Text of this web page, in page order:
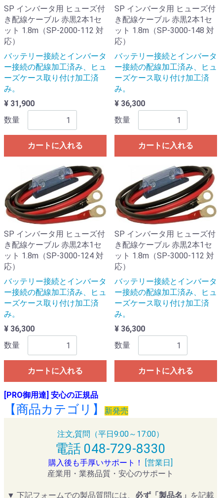
SP インバータ用 ヒューズ付
き配線ケーブル 赤黒2本1セ
ット 1.8m（SP-2000-112 対
応）
バッテリー接続とインバータ
ー接続の配線加工済み、ヒュ
ーズケース取り付け加工済
み。
¥ 31,900
数量
カートに入れる
SP インバータ用 ヒューズ付
き配線ケーブル 赤黒2本1セ
ット 1.8m（SP-3000-148 対
応）
バッテリー接続とインバータ
ー接続の配線加工済み、ヒュ
ーズケース取り付け加工済
み。
¥ 36,300
数量
カートに入れる
SP インバータ用 ヒューズ付
き配線ケーブル 赤黒2本1セ
ット 1.8m（SP-3000-124 対
応）
バッテリー接続とインバータ
ー接続の配線加工済み、ヒュ
ーズケース取り付け加工済
み。
¥ 36,300
数量
カートに入れる
SP インバータ用 ヒューズ付
き配線ケーブル 赤黒2本1セ
ット 1.8m（SP-3000-112 対
応）
バッテリー接続とインバータ
ー接続の配線加工済み、ヒュ
ーズケース取り付け加工済
み。
¥ 36,300
数量
カートに入れる
[PRO御用達] 安心の正規品
【商品カテゴリ】 新発売
注文,質問（平日9:00～17:00）
電話 048-729-8330
購入後も手厚いサポート！
[営業日]
産業用・業務品質・安心のサポート
▼ 下記フォームでの製品質問には、 必ず「製品名」 を記載